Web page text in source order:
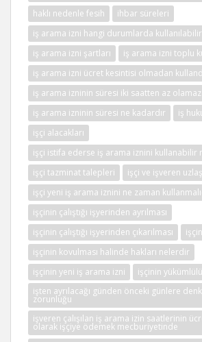
haklı nedenle fesih
ihbar süreleri
iş arama izni hangi durumlarda kullanılabilir
iş arama izni şartları
iş arama izni toplu
iş arama izni ücret kesintisi olmadan
iş arama izninin süresi iki saatten az olamaz
iş arama izninin süresi ne kadardır
iş
işçi alacakları
işçi istifa ederse iş arama iznini kullanabilir
işçi tazminat talepleri
işçi ve işveren
işçi yeni iş arama iznini ne zaman
işçinin çalıştığı işyerinden ayrılması
işçinin çalıştığı işyerinden çıkarılması
işçinin kovulması halinde hakları nelerdir
işçinin yeni iş arama izni
işçinin
işten ayrılacağı günden önceki günlere
zorunluğu
işveren çalışılan iş arama izin saatlerinin
olarak işçiye ödemek mecburiyetinde